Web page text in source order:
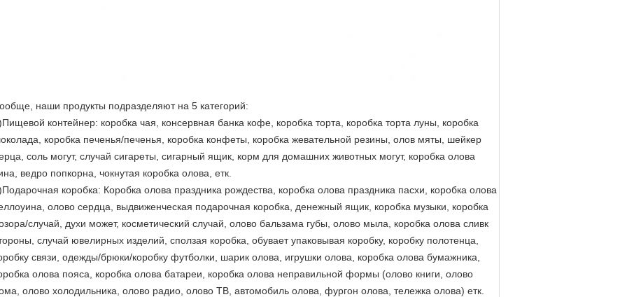
наши продукты подразделяют на 5 категорий:
контейнер: коробка чая, консервная банка кофе, коробка торта, коробка торта луны, коробка
коробка печенья/печенья, коробка конфеты, коробка жевательной резины, олов мяты, шейкер
соль могут, случай сигареты, сигарный ящик, корм для домашних животных могут, коробка олова
ведро попкорна, чокнутая коробка олова, етк.
коробка: Коробка олова праздника рождества, коробка олова праздника пасхи, коробка олова
олово сердца, выдвиженческая подарочная коробка, денежный ящик, коробка музыки, коробка
случай, духи может, косметический случай, олово бальзама губы, олово мыла, коробка олова сливк
случай ювелирных изделий, сползая коробка, обувает упаковывая коробку, коробку полотенца,
связи, одежды/брюки/коробку футболки, шарик олова, игрушки олова, коробка олова бумажника,
олова пояса, коробка олова батареи, коробка олова неправильной формы (олово книги, олово
олово холодильника, олово радио, олово ТВ, автомобиль олова, фургон олова, тележка олова) етк.